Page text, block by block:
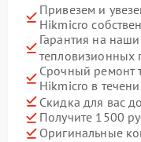
Привезем и
Hikmicro
Гарантия на
тепловизионных
Срочный ремонт
Hikmicro в
Скидка для вас до
Получите 1500
Оригинальные